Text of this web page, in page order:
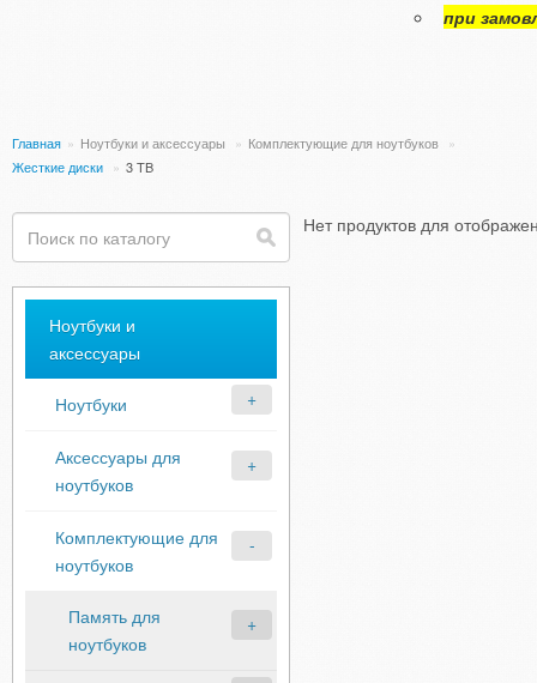
при
Главная » Ноутбуки и аксессуары » Комплектующие для ноутбуков »
Жесткие диски » 3 TB
Ноутбуки и
аксессуары
Ноутбуки
Аксессуары для
ноутбуков
Комплектующие для
ноутбуков
Память для
ноутбуков
Нет продуктов для